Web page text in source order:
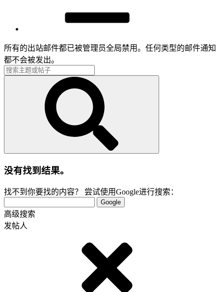
所有的出站邮件都已被管理员全局禁用。任何类型的邮件通知
都不会被发出。
没有找到结果。
找不到你要找的内容？ 尝试使用Google进行搜索：
Google
高级搜索
发帖人